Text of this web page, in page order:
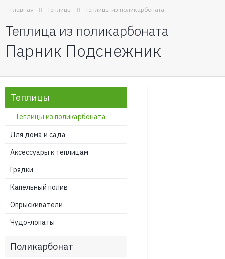
Главная Теплицы Теплицы из поликарбоната
Теплица из поликарбоната
Парник Подснежник
Теплицы
Теплицы из поликарбоната
Для дома и сада
Аксессуары к теплицам
Грядки
Капельный полив
Опрыскиватели
Чудо-лопаты
Поликарбонат